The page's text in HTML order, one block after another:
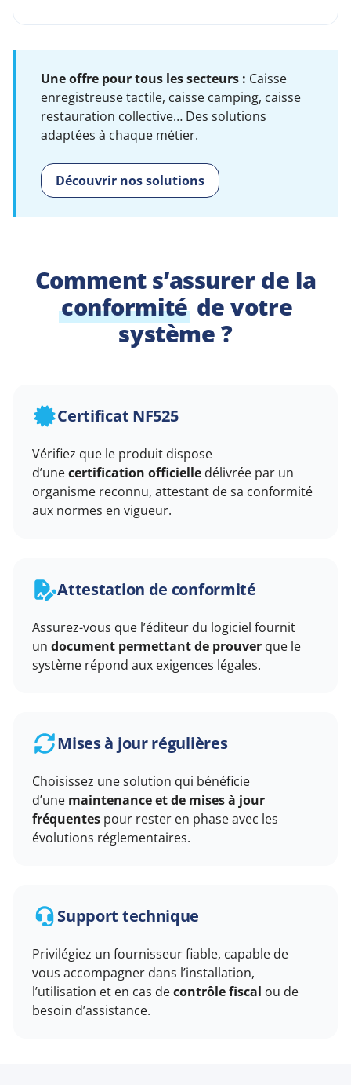
Une offre pour tous les secteurs : Caisse
enregistreuse tactile, caisse camping, caisse
restauration collective… Des solutions
adaptées à chaque métier.
Découvrir nos solutions
Comment s’assurer de la
conformitéde votre
système ?
Certificat NF525
Vérifiez que le produit dispose
d’unecertification officielle délivrée par un
organisme reconnu, attestant de sa conformité
aux normes en vigueur.
Attestation de conformité
Assurez-vous que l’éditeur du logiciel fournit
undocument permettant de prouver que le
système répond aux exigences légales.
Mises à jour régulières
Choisissez une solution qui bénéficie
d’une maintenance et de mises à jour
fréquentes pour rester en phase avec les
évolutions réglementaires.
Support technique
Privilégiez un fournisseur fiable, capable de
vous accompagner dans l’installation,
l’utilisation et en cas decontrôle fiscal ou de
besoin d’assistance.